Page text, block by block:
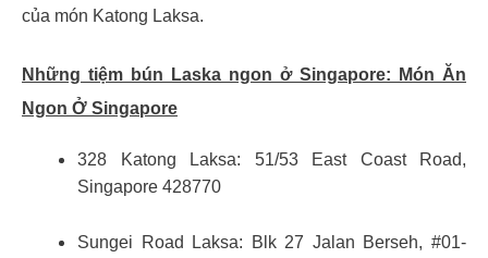
của món Katong Laksa.
Những tiệm bún Laska ngon ở Singapore:
Món Ăn
Ngon Ở Singapore
328 Katong Laksa: 51/53 East Coast Road,
Singapore 428770
Sungei Road Laksa: Blk 27 Jalan Berseh, #01-